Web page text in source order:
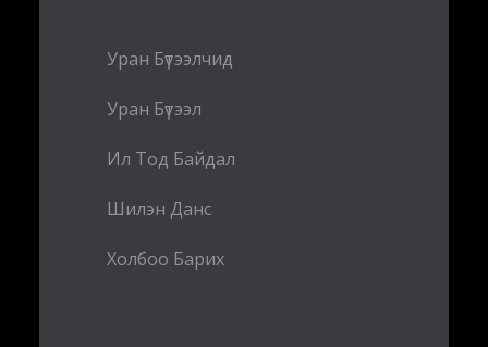
Уран Бүтээлчид
Уран Бүтээл
Ил Тод Байдал
Шилэн Данс
Холбоо Барих